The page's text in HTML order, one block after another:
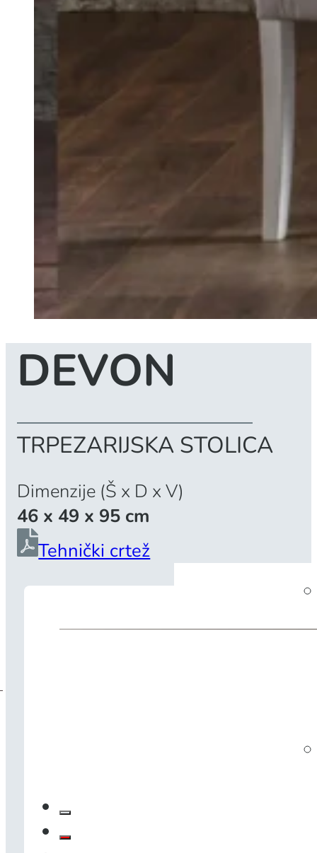
DEVON
TRPEZARIJSKA STOLICA
Dimenzije (Š x D x V)
46 x 49 x 95 cm
Tehnički crtež